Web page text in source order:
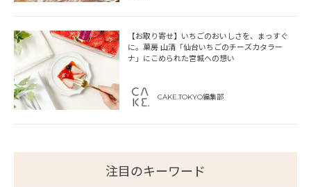
【お取り寄せ】いちごのおいしさを、まっすぐ
に。菓房 山清「仙台いちごのチーズカタラー
ナ」にこめられた宮城への想い
CAKE.TOKYO編集部
注目のキーワード